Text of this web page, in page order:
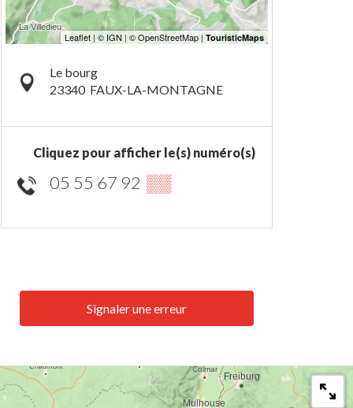
Le bourg
23340 FAUX-LA-MONTAGNE
Cliquez pour afficher le(s) numéro(s)
05 55 67 92 ▒▒
Signaler une erreur